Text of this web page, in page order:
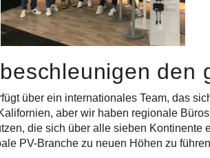
den
über ein internationales Team, das
aber wir haben regionale
die sich über alle sieben Kontinente
PV-Branche zu neuen Höhen zu